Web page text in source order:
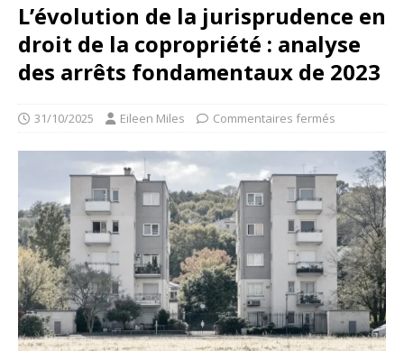
L’évolution de la jurisprudence en
droit de la copropriété : analyse
des arrêts fondamentaux de 2023
31/10/2025 Eileen Miles Commentaires fermés